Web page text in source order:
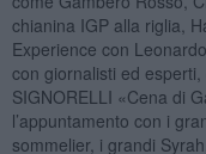
chianina IGP alla riglia,
Experience con
con giornalisti ed
SIGNORELLI «Cena di
l’appuntamento con i
sommelier, i grandi